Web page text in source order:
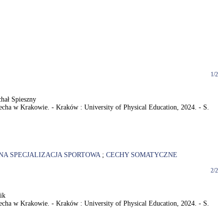
1/2
Spieszny
w Krakowie. - Kraków : University of Physical Education, 2024. - S.
SPECJALIZACJA SPORTOWA; CECHY SOMATYCZNE
2/2
w Krakowie. - Kraków : University of Physical Education, 2024. - S.